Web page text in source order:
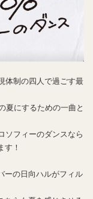
体制の四人で過ごす最
夏にするための一曲と
ソフィーのダンスなら
す！
ーの日向ハルがフィル